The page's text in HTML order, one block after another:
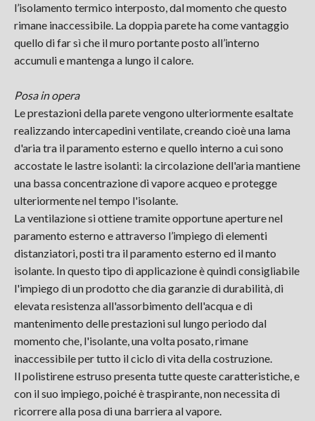
l’isolamento termico interposto, dal momento che questo
rimane inaccessibile. La doppia parete ha come vantaggio
quello di far sì che il muro portante posto all’interno
accumuli e mantenga a lungo il calore.
Posa in opera
Le prestazioni della parete vengono ulteriormente esaltate
realizzando intercapedini ventilate, creando cioè una lama
d'aria tra il paramento esterno e quello interno a cui sono
accostate le lastre isolanti: la circolazione dell'aria mantiene
una bassa concentrazione di vapore acqueo e protegge
ulteriormente nel tempo l'isolante.
La ventilazione si ottiene tramite opportune aperture nel
paramento esterno e attraverso l’impiego di elementi
distanziatori, posti tra il paramento esterno ed il manto
isolante. In questo tipo di applicazione è quindi consigliabile
l'impiego di un prodotto che dia garanzie di durabilità, di
elevata resistenza all'assorbimento dell'acqua e di
mantenimento delle prestazioni sul lungo periodo dal
momento che, l'isolante, una volta posato, rimane
inaccessibile per tutto il ciclo di vita della costruzione.
Il polistirene estruso presenta tutte queste caratteristiche, e
con il suo impiego, poiché è traspirante, non necessita di
ricorrere alla posa di una barriera al vapore.